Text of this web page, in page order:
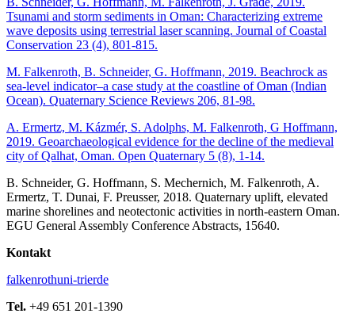
Tsunami and storm sediments in Oman: Characterizing extreme
wave deposits using terrestrial laser scanning. Journal of Coastal
Conservation 23 (4), 801-815.
M. Falkenroth, B. Schneider, G. Hoffmann, 2019. Beachrock as
sea-level indicator–a case study at the coastline of Oman (Indian
Ocean). Quaternary Science Reviews 206, 81-98.
A. Ermertz, M. Kázmér, S. Adolphs, M. Falkenroth, G Hoffmann,
2019. Geoarchaeological evidence for the decline of the medieval
city of Qalhat, Oman. Open Quaternary 5 (8), 1-14.
B. Schneider, G. Hoffmann, S. Mechernich, M. Falkenroth, A.
Ermertz, T. Dunai, F. Preusser, 2018. Quaternary uplift, elevated
marine shorelines and neotectonic activities in north-eastern Oman.
EGU General Assembly Conference Abstracts, 15640.
Kontakt
falkenrothuni-trierde
Tel. +49 651 201-1390